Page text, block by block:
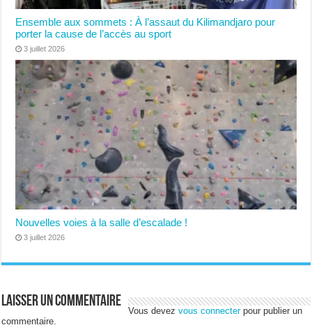
Ensemble aux sommets : À l’assaut du Kilimandjaro pour
porter la cause de l’accès au sport
3 juillet 2026
Nouvelles voies à la salle d’escalade !
3 juillet 2026
Laisser un commentaire
Vous devezvous connecterpour publier un
commentaire.